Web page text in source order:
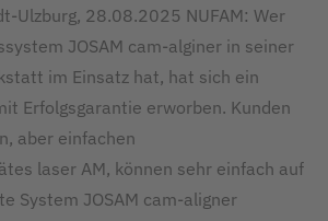
Ulzburg, 28.08.2025 NUFAM: Wer
JOSAM cam-alginer in seiner
im Einsatz hat, hat sich ein
Erfolgsgarantie erworben. Kunden
aber einfachen
laser AM, können sehr einfach auf
System JOSAM cam-aligner